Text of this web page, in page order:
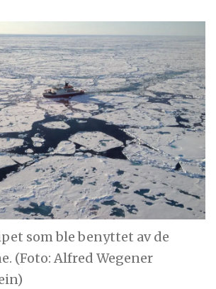
som ble benyttet av de
(Foto: Alfred Wegener